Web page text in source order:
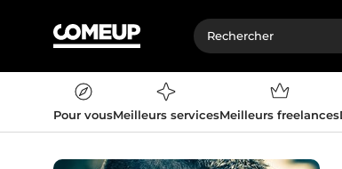
Pour vousMeilleurs servicesMeilleurs freelances